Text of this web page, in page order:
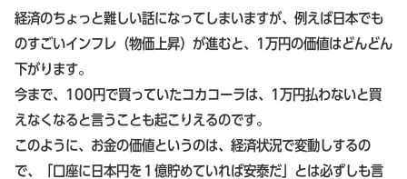
経済のちょっと難しい話になってしまいますが、例えば日本でも
のすごいインフレ（物価上昇）が進むと、1万円の価値はどんどん
下がります。
今まで、100円で買っていたコカコーラは、1万円払わないと買
えなくなると言うことも起こりえるのです。
このように、お金の価値というのは、経済状況で変動しするの
で、「口座に日本円を１億貯めていれば安泰だ」とは必ずしも言